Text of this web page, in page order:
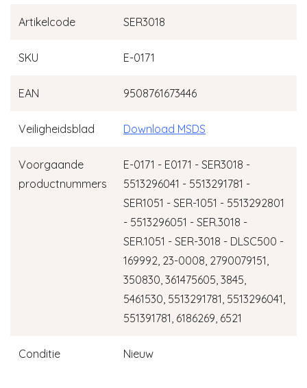
Artikelcode SER3018
SKU E-0171
EAN 9508761673446
Veiligheidsblad Download MSDS
Voorgaande
productnummers
E-0171 - E0171 - SER3018 -
5513296041 - 5513291781 -
SER1051 - SER-1051 - 5513292801
- 5513296051 - SER.3018 -
SER.1051 - SER-3018 - DLSC500 -
169992, 23-0008, 2790079151,
350830, 361475605, 3845,
5461530, 5513291781, 5513296041,
551391781, 6186269, 6521
Conditie Nieuw